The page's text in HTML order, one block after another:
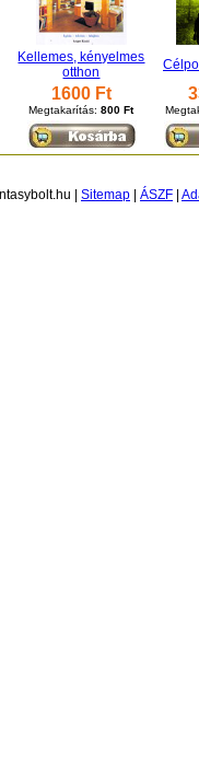
Kellemes, kényelmes
otthon
1600 Ft
Megtakarítás:800 Ft
| Sitemap ÁSZF